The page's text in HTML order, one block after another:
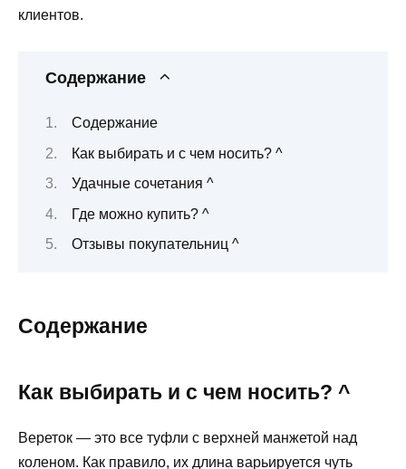
клиентов.
Содержание
Содержание
Как выбирать и с чем носить? ^
Удачные сочетания ^
Где можно купить? ^
Отзывы покупательниц ^
Содержание
Как выбирать и с чем носить? ^
Вереток — это все туфли с верхней манжетой над
коленом. Как правило, их длина варьируется чуть